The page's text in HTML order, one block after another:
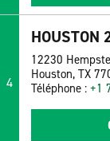
4
HOUSTON
12230
Houston, TX
Téléphone : +1